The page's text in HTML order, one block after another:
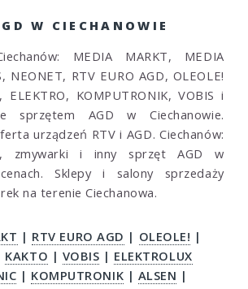
W CIECHANOWIE
MEDIA MARKT, MEDIA
NEONET, RTV EURO AGD, OLEOLE!
ELEKTRO, KOMPUTRONIK, VOBIS i
sprzętem AGD w Ciechanowie.
urządzeń RTV i AGD. Ciechanów:
zmywarki i inny sprzęt AGD w
Sklepy i salony sprzedaży
na terenie Ciechanowa.
| RTV EURO AGD | OLEOLE! |
KAKTO | VOBIS | ELEKTROLUX
| KOMPUTRONIK | ALSEN |